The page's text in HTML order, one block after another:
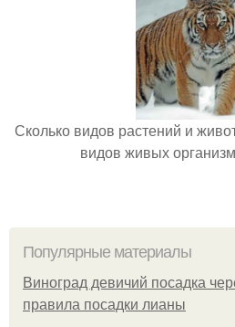
Сколько видов растений и
видов живых
Популярные материалы
Виноград девичий посадка
правила посадки лианы